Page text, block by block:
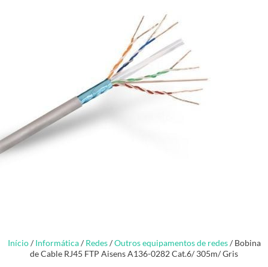
Início/ Informática/ Redes/Outros equipamentos de redes/ Bobina
de Cable RJ45 FTP Aisens A136-0282 Cat.6/ 305m/ Gris